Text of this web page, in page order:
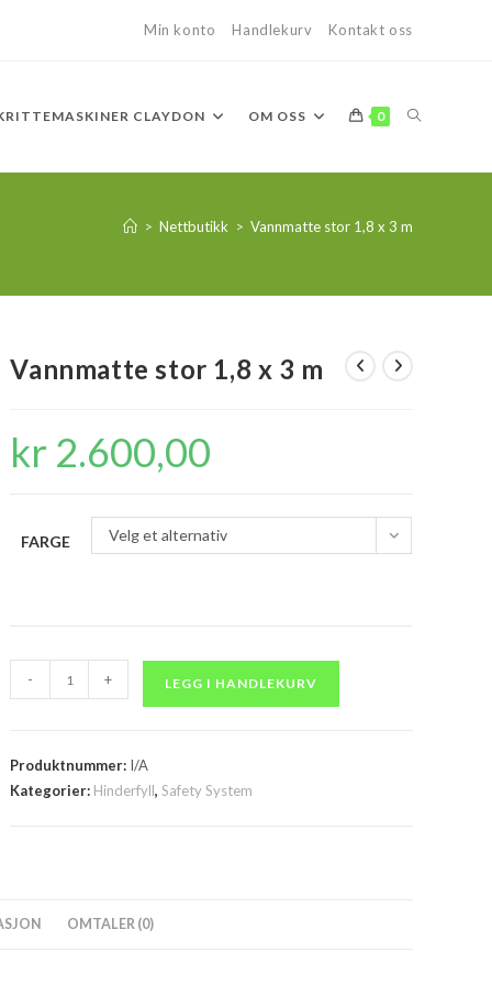
Min konto Handlekurv Kontakt oss
CLAYDON OM OSS 0 TOGGLE
WEBSITE
> Nettbutikk > Vannmatte stor 1,8 x 3 m
Vannmatte stor 1,8 x 3 m
kr 2.600,00
FARGE Velg et alternativ
Vannmatte
stor
3
- + LEGG I HANDLEKURV
Produktnummer: I/A
Kategorier: Hinderfyll,Safety System
OMTALER (0)